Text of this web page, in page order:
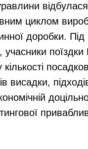
відбулася
циклом
доробки. Під
учасники
висадки,